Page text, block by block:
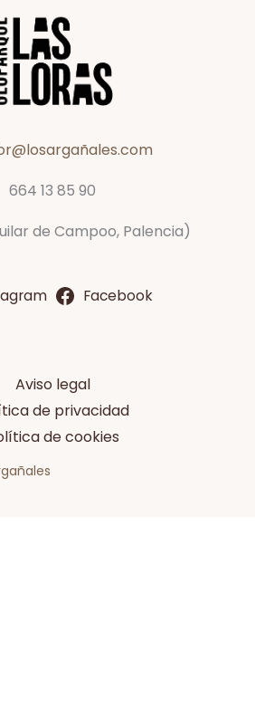
664 13 85 90
de Campoo, Palencia)
Facebook
Aviso legal
de privacidad
de cookies